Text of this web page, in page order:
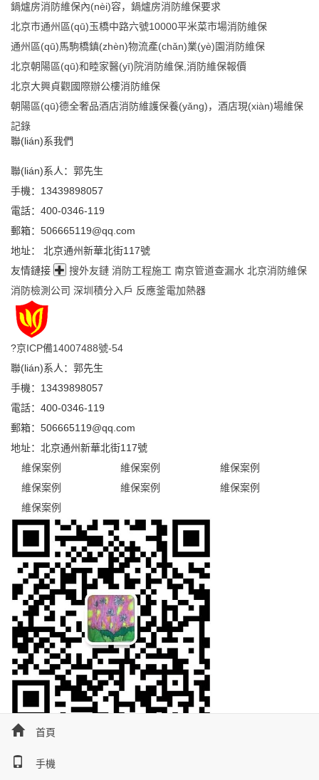
鍋爐房消防維保內(nèi)容，鍋爐房消防維保要求
北京市通州區(qū)玉橋中路六號10000平米菜市場消防維保
通州區(qū)馬駒橋鎮(zhèn)物流產(chǎn)業(yè)園消防維保
北京朝陽區(qū)和睦家醫(yī)院消防維保,消防維保報價
北京大興貞觀國際辦公樓消防維保
朝陽區(qū)德全奢品酒店消防維護保養(yǎng)，酒店現(xiàn)場維保
記錄
聯(lián)系我們
聯(lián)系人：郭先生
手機：13439898057
電話：400-0346-119
郵箱：506665119@qq.com
地址： 北京通州新華北街117號
首頁
手機
友情鏈接 搜外友鏈 消防工程施工 南京管道查漏水 北京消防維保
消防檢測公司 深圳積分入戶 反應釜電加熱器
?京ICP備14007488號-54
聯(lián)系人：郭先生
手機：13439898057
電話：400-0346-119
郵箱：506665119@qq.com
地址：北京通州新華北街117號
維保案例
維保案例
維保案例
維保案例
維保案例
維保案例
維保案例
掃碼咨詢
羞羞漫画在线-一区二区在线看-国产主播av-久久视频在线免费观看-日韩